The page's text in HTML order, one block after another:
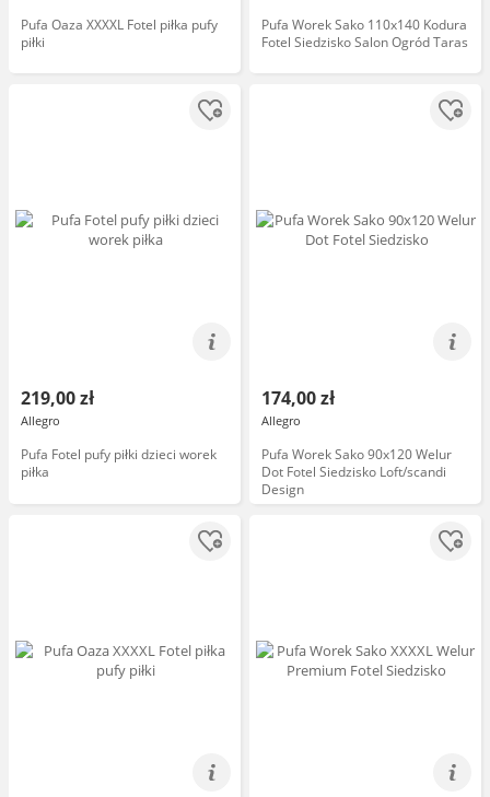
Pufa Oaza XXXXL Fotel piłka pufy
piłki
Pufa Worek Sako 110x140 Kodura
Fotel Siedzisko Salon Ogród Taras
219,00 zł
Allegro
Pufa Fotel pufy piłki dzieci worek
piłka
174,00 zł
Allegro
Pufa Worek Sako 90x120 Welur
Dot Fotel Siedzisko Loft/scandi
Design